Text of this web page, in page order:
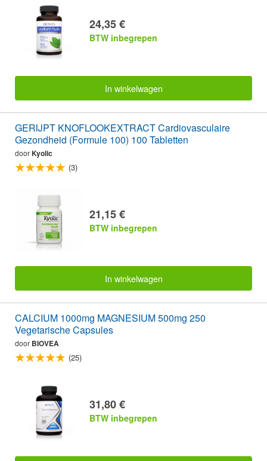
24,35 €
BTW inbegrepen
In winkelwagen
GERIJPT KNOFLOOKEXTRACT Cardiovasculaire
Gezondheid (Formule 100) 100 Tabletten
doorKyolic
(3)
21,15 €
BTW inbegrepen
In winkelwagen
CALCIUM 1000mg MAGNESIUM 500mg 250
Vegetarische Capsules
door BIOVEA
(25)
31,80 €
BTW inbegrepen